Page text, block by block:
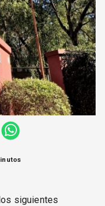
siguientes